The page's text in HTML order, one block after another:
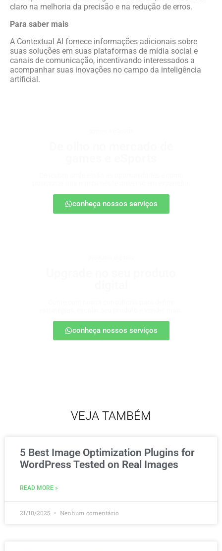
claro na melhoria da precisão e na redução de erros.
Para saber mais
A Contextual AI fornece informações adicionais sobre
suas soluções em suas plataformas de mídia social e
canais de comunicação, incentivando interessados a
acompanhar suas inovações no campo da inteligência
artificial.
conheça nossos serviços
conheça nossos serviços
VEJA TAMBÉM
5 Best Image Optimization Plugins for
WordPress Tested on Real Images
READ MORE »
21/10/2025 Nenhum comentário